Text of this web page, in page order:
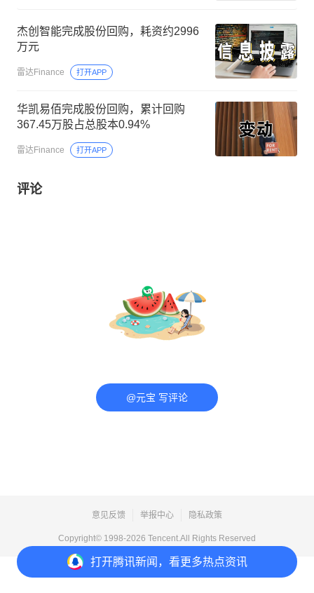
打开腾讯新闻，看更多热点资讯
杰创智能完成股份回购，耗资约2996
万元
雷达Finance 打开APP
华凯易佰完成股份回购，累计回购
367.45万股占总股本0.94%
雷达Finance 打开APP
评论
@元宝 写评论
意见反馈 举报中心 隐私政策
Copyright© 1998-2026 Tencent.All Rights Reserved